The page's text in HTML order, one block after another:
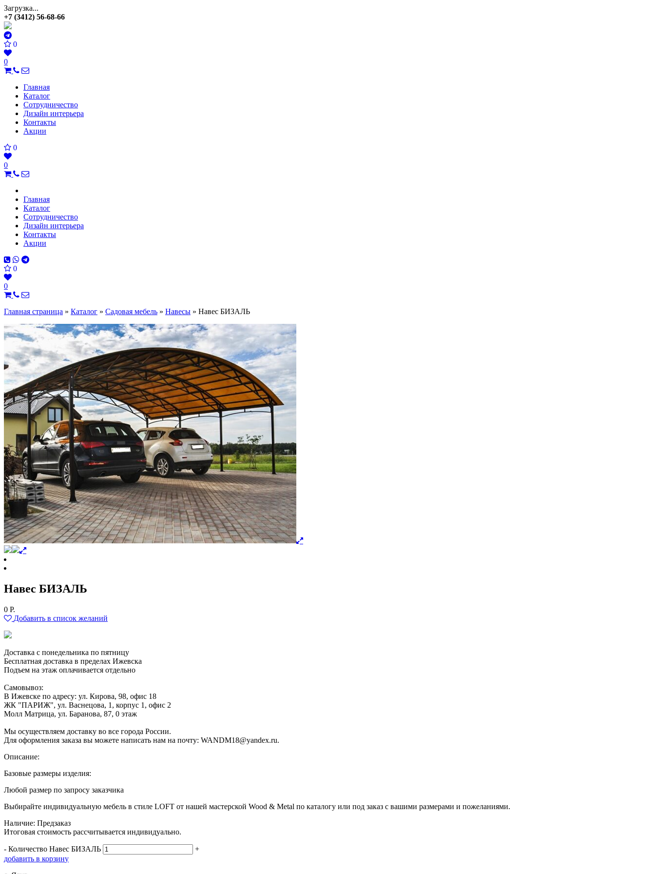
Загрузка...
+7 (3412) 56-68-66
0
0
Главная
Каталог
Сотрудничество
Дизайн интерьера
Контакты
Акции
0
0
Главная
Каталог
Сотрудничество
Дизайн интерьера
Контакты
Акции
0
0
Главная страница » Каталог » Садовая мебель » Навесы » Навес БИЗАЛЬ
Навес БИЗАЛЬ
0 Р.
Добавить в список желаний
Доставка с понедельника по пятницу
Бесплатная доставка в пределах Ижевска
Подъем на этаж оплачивается отдельно
Самовывоз:
В Ижевске по адресу: ул. Кирова, 98, офис 18
ЖК "ПАРИЖ", ул. Васнецова, 1, корпус 1, офис 2
Молл Матрица, ул. Баранова, 87, 0 этаж
Мы осуществляем доставку во все города России.
Для оформления заказа вы можете написать нам на почту: WANDM18@yandex.ru.
Описание:
Базовые размеры изделия:
Любой размер по запросу заказчика
Выбирайте индивидуальную мебель в стиле LOFT от нашей мастерской Wood & Metal по каталогу или под заказ с вашими размерами и пожеланиями.
Наличие: Предзаказ
Итоговая стоимость рассчитывается индивидуально.
- Количество Навес БИЗАЛЬ
+
добавить в корзину